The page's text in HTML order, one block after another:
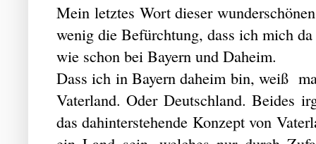
Mein letztes Wort dieser
wenig die Befürchtung, dass ich mich
wie schon bei Bayern und Daheim.
Dass ich in Bayern daheim bin, weiß
Vaterland. Oder Deutschland. Beides
das dahinterstehende Konzept von